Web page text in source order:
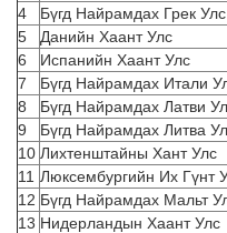
4
Бүгд Найрамдах Грек Улс
5
Данийн Хаант Улс
6
Испанийн Хаант Улс
7
Бүгд Найрамдах Итали
8
Бүгд Найрамдах Латви
9
Бүгд Найрамдах Литва
10 Лихтенштайны Хант Улс
11 Люксембургийн Их Гүнт
12 Бүгд Найрамдах Мальт
13 Нидерландын Хаант Улс